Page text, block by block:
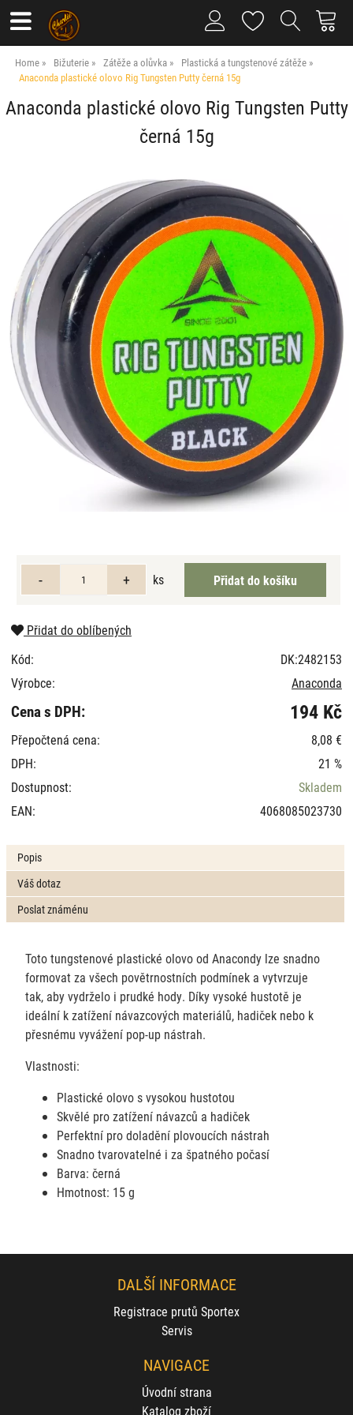
Home Bižuterie Zátěže a olůvka
Plastická a tungstenové zátěže
Anaconda plastické olovo Rig Tungsten Putty černá 15g
Anaconda plastické olovo Rig Tungsten Putty
černá 15g
ks
Přidat do oblíbených
Kód:
DK:2482153
Výrobce:
Anaconda
Cena s DPH: 194 Kč
Přepočtená cena:
8,08 €
DPH:
21 %
Dostupnost:
Skladem
EAN:
4068085023730
Popis
Váš dotaz
Poslat známénu
Toto tungstenové plastické olovo od Anacondy lze snadno
formovat za všech povětrnostních podmínek a vytvrzuje
tak, aby vydrželo i prudké hody. Díky vysoké hustotě je
ideální k zatížení návazcových materiálů, hadiček nebo k
přesnému vyvážení pop-up nástrah.
Vlastnosti:
Plastické olovo s vysokou hustotou
Skvělé pro zatížení návazců a hadiček
Perfektní pro doladění plovoucích nástrah
Snadno tvarovatelné i za špatného počasí
Barva: černá
Hmotnost: 15 g
DALŠÍ INFORMACE
Registrace prutů Sportex
Servis
NAVIGACE
Úvodní strana
Katalog zboží